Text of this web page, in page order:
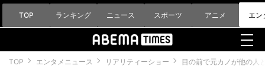
TOP ランキング ニュース スポーツ アニメ エン
TOP エンタメニュース リアリティーショー 目の前で元カノが他の人